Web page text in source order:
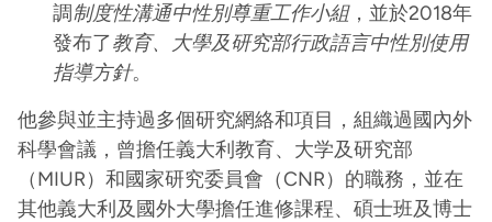
調制度性溝通中性別尊重工作小組，並於2018年
發布了教育、大學及研究部行政語言中性別使用
指導方針。
他參與並主持過多個研究網絡和項目，組織過國內外
科學會議，曾擔任義大利教育、大学及研究部
（MIUR）和國家研究委員會（CNR）的職務，並在
其他義大利及國外大學擔任進修課程、碩士班及博士